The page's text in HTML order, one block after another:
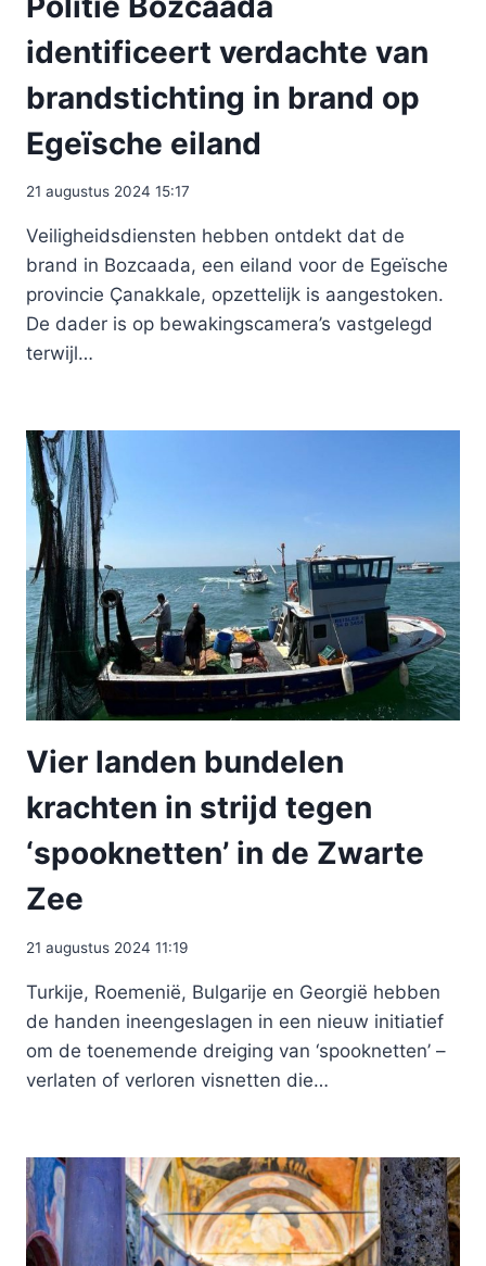
identificeert verdachte van
brandstichting in brand op
Egeïsche eiland
21 augustus 2024 15:17
Veiligheidsdiensten hebben ontdekt dat de
brand in Bozcaada, een eiland voor de Egeïsche
provincie Çanakkale, opzettelijk is aangestoken.
De dader is op bewakingscamera’s vastgelegd
terwijl…
Vier landen bundelen
krachten in strijd tegen
‘spooknetten’ in de Zwarte
Zee
21 augustus 2024 11:19
Turkije, Roemenië, Bulgarije en Georgië hebben
de handen ineengeslagen in een nieuw initiatief
om de toenemende dreiging van ‘spooknetten’ –
verlaten of verloren visnetten die…